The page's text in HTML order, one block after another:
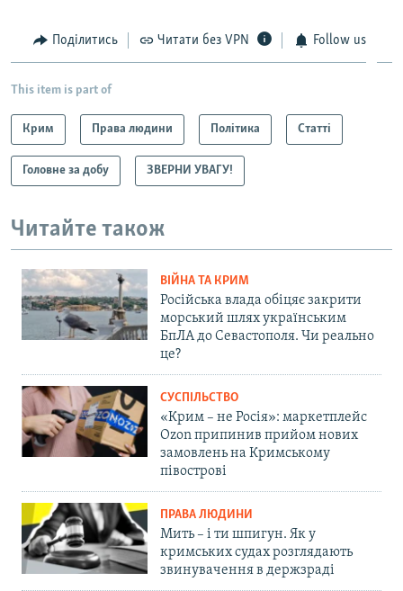
Поділитись Читати без VPN Follow us
This item is part of
Крим Права людини Політика Статті
Головне за добу ЗВЕРНИ УВАГУ!
Читайте також
ВІЙНА ТА КРИМ
Російська влада обіцяє закрити
морський шлях українським
БпЛА до Севастополя. Чи реально
це?
СУСПІЛЬСТВО
«Крим – не Росія»: маркетплейс
Ozon припинив прийом нових
замовлень на Кримському
півострові
ПРАВА ЛЮДИНИ
Мить – і ти шпигун. Як у
кримських судах розглядають
звинувачення в держзраді